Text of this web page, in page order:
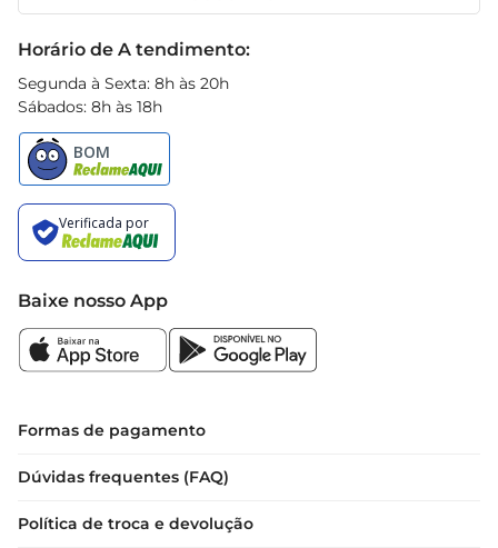
Horário de A tendimento:
Segunda à Sexta: 8h às 20h
Sábados: 8h às 18h
Baixe nosso App
Formas de pagamento
Dúvidas frequentes (FAQ)
Política de troca e devolução